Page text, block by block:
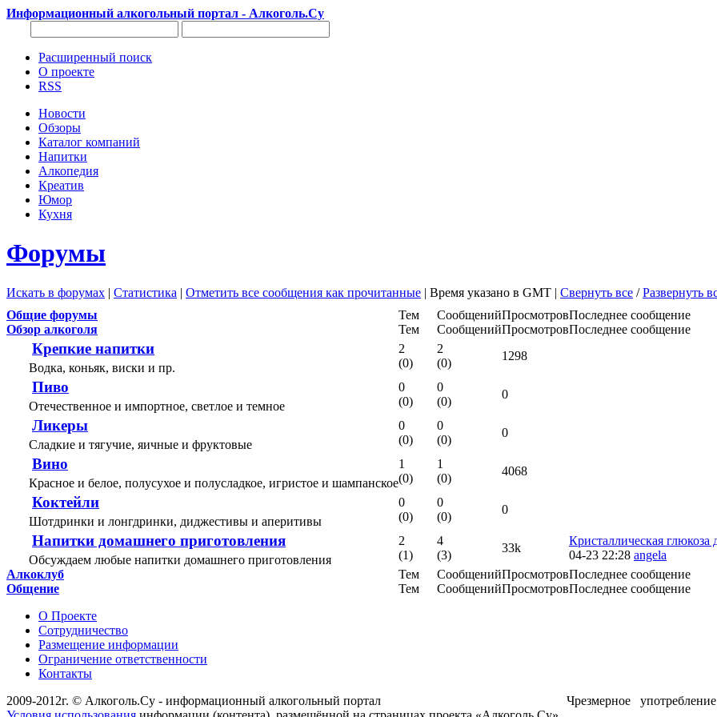
Информационный алкогольный портал - Алкоголь.Су
Расширенный поиск
О проекте
RSS
Новости
Обзоры
Каталог компаний
Напитки
Алкопедия
Креатив
Юмор
Кухня
Форумы
Искать в форумах | Статистика | Отметить все сообщения как прочитанные | Время указано в GMT | Свернуть все /Развернуть
Общие форумы
Тем СообщенийПросмотровПоследнее сообщение
Обзор алкоголя
Тем СообщенийПросмотровПоследнее сообщение
Крепкие напитки
Водка, коньяк, виски и пр.
2
(0)
2
(0)
1298
Пиво
Отечественное и импортное, светлое и темное
0
(0)
0
(0)
0
Ликеры
Сладкие и тягучие, яичные и фруктовые
0
(0)
0
(0)
0
Вино
Красное и белое, полусухое и полусладкое, игристое и шампанское
1
(0)
1
(0)
4068
Коктейли
Шотдринки и лонгдринки, диджестивы и аперитивы
0
(0)
0
(0)
0
Напитки домашнего приготовления
Обсуждаем любые напитки домашнего приготовления
2
(1)
4
(3)
33k
Кристаллическая глюкоза
04-23 22:28 angela
Алкоклуб
Тем СообщенийПросмотровПоследнее сообщение
Общение
Тем СообщенийПросмотровПоследнее сообщение
О Проекте
Сотрудничество
Размещение информации
Ограничение ответственности
Контакты
2009-2012г. © Алкоголь.Су - информационный алкогольный портал
Чрезмерное